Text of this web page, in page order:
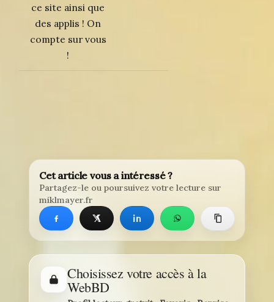
ce site ainsi que
des applis ! On
compte sur vous
!
Cet article vous a intéressé ?
Partagez-le ou poursuivez votre lecture sur
miklmayer.fr
Choisissez votre accès à la
WebBD